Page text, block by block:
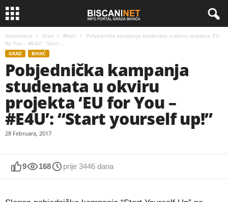
Naslovnica Grad Bihać
Pobjednička kampanja studenata u okviru projekta ‘EU
for You – #E4U’: “Start...
GRAD BIHAĆ
Pobjednička kampanja
studenata u okviru
projekta ‘EU for You –
#E4U’: “Start yourself up!”
28 Februara, 2017
9 168 prije 3446 dana